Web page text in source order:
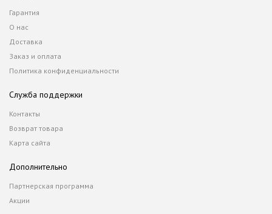
Гарантия
О нас
Доставка
Заказ и оплата
Политика конфиденциальности
Служба поддержки
Контакты
Возврат товара
Карта сайта
Дополнительно
Партнерская программа
Акции